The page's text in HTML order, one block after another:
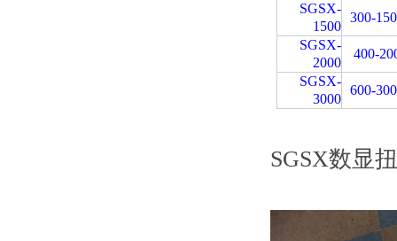
SGSX-
1500
300-
SGSX-
2000
400-
SGSX-
3000
600-
SGSX数显